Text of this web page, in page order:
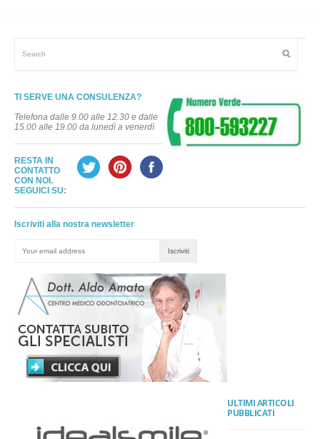
TI SERVE UNA CONSULENZA?
Telefona dalle 9.00 alle 12.30 e dalle
15.00 alle 19.00 da lunedì a venerdì
RESTA IN
CONTATTO
CON NOI.
SEGUICI SU:
Iscriviti alla nostra newsletter
ULTIMI ARTICOLI
PUBBLICATI